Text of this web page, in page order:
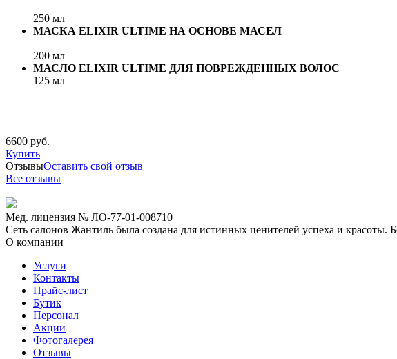
250 мл
МАСКА ELIXIR ULTIME НА ОСНОВЕ МАСЕЛ
200 мл
МАСЛО ELIXIR ULTIME ДЛЯ ПОВРЕЖДЕННЫХ ВОЛОС
125 мл
6600 руб.
Купить
ОтзывыОставить свой отзыв
Все отзывы
Мед. лицензия № ЛО-77-01-008710
Сеть салонов Жантиль была создана для истинных ценителей успеха и красоты.
О компании
Услуги
Контакты
Прайс-лист
Бутик
Персонал
Акции
Фотогалерея
Отзывы